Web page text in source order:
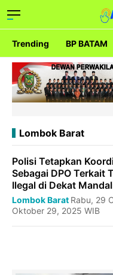
Trending BP BATAM
Lombok Barat
Polisi Tetapkan
Sebagai DPO Terkait
Ilegal di Dekat
Lombok Barat Rabu, 29
Oktober 29, 2025 WIB